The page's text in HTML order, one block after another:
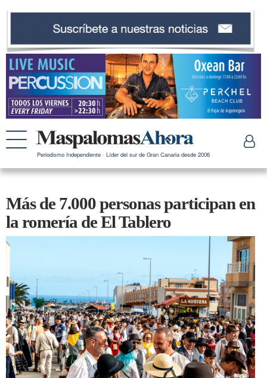
Periodismo Independiente · Líder del sur de Gran Canaria desde 2006
Más de 7.000 personas participan en
la romería de El Tablero